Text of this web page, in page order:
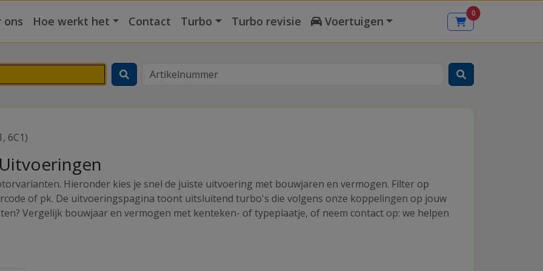
ons Hoe werkt het Contact Turbo Turbo revisie Voertuigen
0
6C1)
Hieronder kies je snel de juiste uitvoering met bouwjaren en vermogen. Filter op
of pk. De uitvoeringspagina toont uitsluitend turbo's die volgens onze koppelingen op jouw
Vergelijk bouwjaar en vermogen met kenteken- of typeplaatje, of neem contact op: we helpen